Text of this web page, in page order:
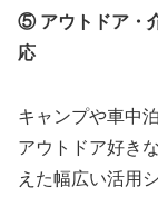
⑤ アウトドア・
応
キャンプや車中
アウトドア好き
えた幅広い活用